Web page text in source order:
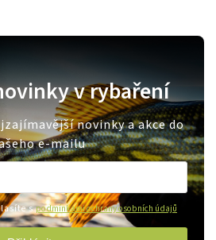
v rybaření
novinky a akce do
e-mailu
spodmínkami ochrany osobních údajů